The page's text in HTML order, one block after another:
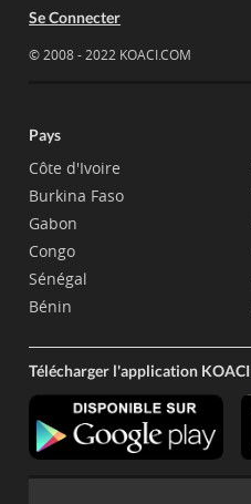
Se Connecter
© 2008 - 2022 KOACI.COM
Pays
Côte d'Ivoire
Burkina Faso
Gabon
Congo
Sénégal
Bénin
Télécharger l'application KOACI